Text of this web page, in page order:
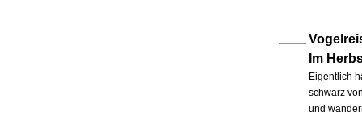
Im
Eigentlich
schwarz
und